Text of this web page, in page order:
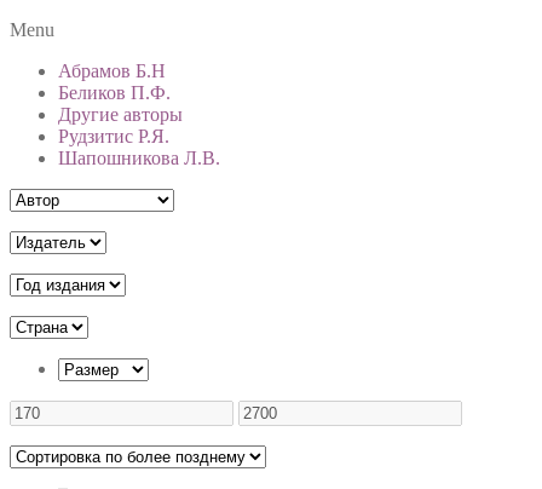
Menu
Абрамов Б.Н
Беликов П.Ф.
Другие авторы
Рудзитис Р.Я.
Шапошникова Л.В.